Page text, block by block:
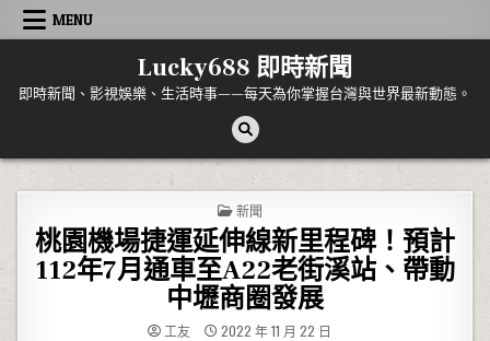
Skip to content
MENU
Lucky688 即時新聞
即時新聞、影視娛樂、生活時事——每天為你掌握台灣與世界最新動態。
POSTED IN
新聞
桃園機場捷運延伸線新里程碑！預計
112年7月通車至A22老街溪站、帶動
中壢商圈發展
工友 2022 年 11 月 22 日